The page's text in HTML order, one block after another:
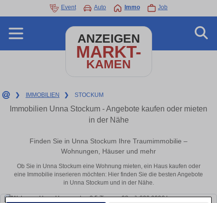
Event Auto Immo Job
ANZEIGEN
MARKT-
KAMEN
❯ IMMOBILIEN ❯ STOCKUM
Immobilien Unna Stockum - Angebote kaufen oder mieten
in der Nähe
Finden Sie in Unna Stockum Ihre Traumimmobilie –
Wohnungen, Häuser und mehr
Ob Sie in Unna Stockum eine Wohnung mieten, ein Haus kaufen oder
eine Immobilie inserieren möchten: Hier finden Sie die besten Angebote
in Unna Stockum und in der Nähe.